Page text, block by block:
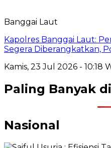
Banggai Laut
Kapolres Banggai Laut:
Segera Diberangkatkan,
Kamis, 23 Jul 2026 - 10:18
Paling Banyak
Nasional